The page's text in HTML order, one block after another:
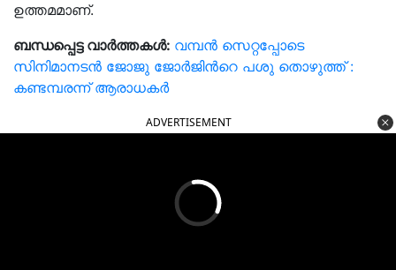
ഉത്തമമാണ്.
ബന്ധപ്പെട്ട വാർത്തകൾ: വമ്പൻ സെറ്റപ്പോടെ
സിനിമാനടൻ ജോജു ജോർജിൻറെ പശു തൊഴുത്ത് :
കണ്ടമ്പരന്ന് ആരാധകർ
ADVERTISEMENT